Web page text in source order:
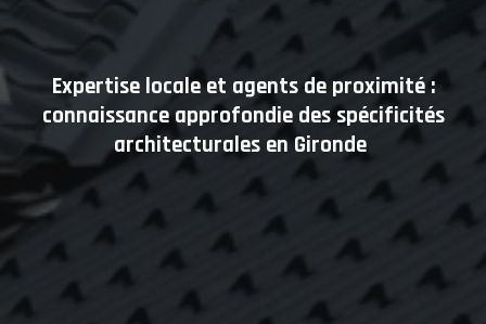
Expertise locale et agents de proximité :
connaissance approfondie des spécificités
architecturales en Gironde